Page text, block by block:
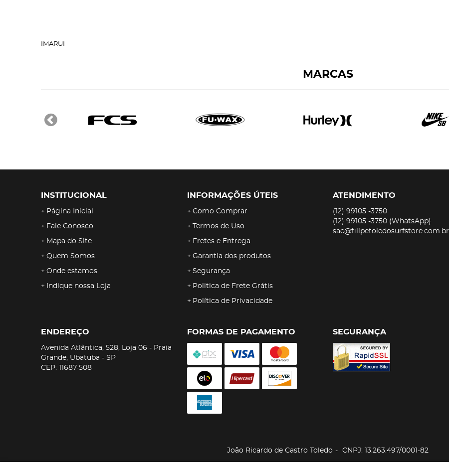
IMARUI
MARCAS
INSTITUCIONAL
Página Inicial
Fale Conosco
Mapa do Site
Quem Somos
Onde estamos
Indique nossa Loja
INFORMAÇÕES ÚTEIS
Como Comprar
Termos de Uso
Fretes e Entrega
Garantia dos produtos
Segurança
Politica de Frete Grátis
Política de Privacidade
ATENDIMENTO
(12) 99105 -3750
(12) 99105 -3750 (WhatsApp)
sac@filipetoledosurfstore.com.br
ENDEREÇO
Avenida Atlântica, 528, Loja 06 - Praia
Grande, Ubatuba - SP
CEP: 11687-508
FORMAS DE PAGAMENTO SEGURANÇA
João Ricardo de Castro Toledo CNPJ: 13.263.497/0001-82